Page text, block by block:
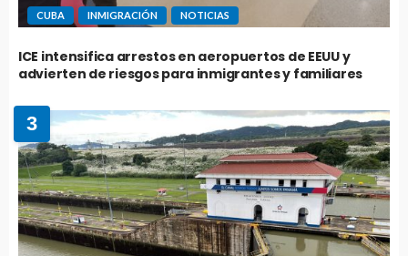
CUBA INMIGRACIÓN NOTICIAS
ICE intensifica arrestos en aeropuertos de EEUU y
advierten de riesgos para inmigrantes y familiares
3